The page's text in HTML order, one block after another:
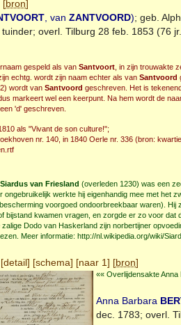
[bron]
, van ZANTVOORD); geb.
overl. Tilburg 28 feb. 1853 (76
gespeld als van Santvoort , in zijn trouwakte
echtg. wordt zijn naam echter als van Santvoord
wordt van Santvoord geschreven. Het is
markeert wel een keerpunt. Na hem wordt de
'd' geschreven.
als "Vivant de son culture!";
nr. 140, in 1840 Oerle nr. 336 (bron:
van Friesland (overleden 1230) was een
ongebruikelijk werkte hij eigenhandig mee met het
voorgoed ondoorbreekbaar waren).
bijstand kwamen vragen, en zorgde er zo voor
Dodo van Haskerland zijn norbertijner
Meer informatie: http://nl.wikipedia.org/wiki/
detail] [schema] [naar 1] [bron]
«« Overlijdensakte Anna
Anna Barbara
dec. 1783; overl.